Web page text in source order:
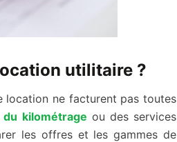
utilitaire ?
location ne facturent pas toutes
kilométrage ou des services
les offres et les gammes de